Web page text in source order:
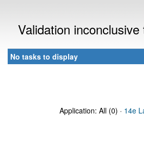
Validation
No tasks to display
Application: All (0) · 14e